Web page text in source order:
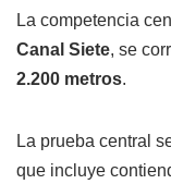
La competencia
Canal Siete, se
2.200 metros.
La prueba central
que incluye